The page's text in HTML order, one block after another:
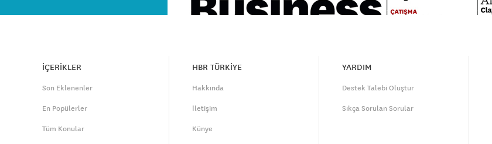
İÇERİKLER
Son Eklenenler
En Popülerler
Tüm Konular
HBR TÜRKİYE
Hakkında
İletişim
Künye
YARDIM
Destek Talebi Oluştur
Sıkça Sorulan Sorular